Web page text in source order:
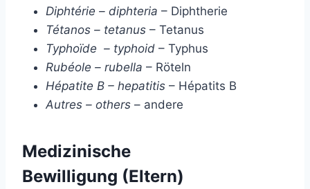
Diphtérie – diphteria – Diphtherie
Tétanos – tetanus – Tetanus
Typhoïde – typhoid – Typhus
Rubéole – rubella – Röteln
Hépatite B – hepatitis – Hépatits B
Autres – others – andere
Medizinische
Bewilligung (Eltern)